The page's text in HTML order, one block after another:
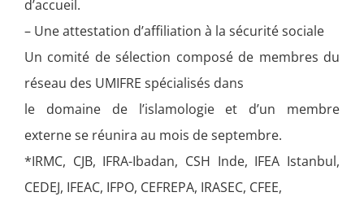
d’accueil.
– Une attestation d’affiliation à la sécurité sociale
Un comité de sélection composé de membres du
réseau des UMIFRE spécialisés dans
le domaine de l’islamologie et d’un membre
externe se réunira au mois de septembre.
*IRMC, CJB, IFRA-Ibadan, CSH Inde, IFEA Istanbul,
CEDEJ, IFEAC, IFPO, CEFREPA, IRASEC, CFEE,